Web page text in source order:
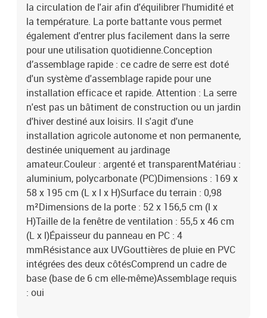
la circulation de l'air afin d'équilibrer l'humidité et
la température. La porte battante vous permet
également d'entrer plus facilement dans la serre
pour une utilisation quotidienne.Conception
d’assemblage rapide : ce cadre de serre est doté
d'un système d'assemblage rapide pour une
installation efficace et rapide. Attention : La serre
n'est pas un bâtiment de construction ou un jardin
d'hiver destiné aux loisirs. Il s'agit d'une
installation agricole autonome et non permanente,
destinée uniquement au jardinage
amateur.Couleur : argenté et transparentMatériau :
aluminium, polycarbonate (PC)Dimensions : 169 x
58 x 195 cm (L x l x H)Surface du terrain : 0,98
m²Dimensions de la porte : 52 x 156,5 cm (l x
H)Taille de la fenêtre de ventilation : 55,5 x 46 cm
(L x l)Épaisseur du panneau en PC : 4
mmRésistance aux UVGouttières de pluie en PVC
intégrées des deux côtésComprend un cadre de
base (base de 6 cm elle-même)Assemblage requis
: oui